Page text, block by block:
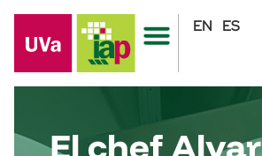
EN ES
El chef Alvar